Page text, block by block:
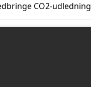
CO2-udledning